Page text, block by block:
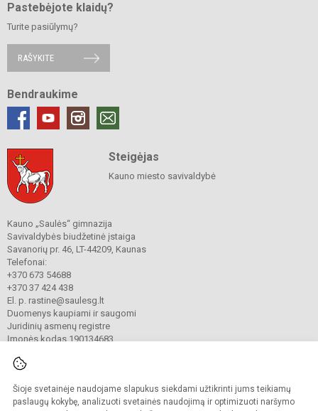
Šioje svetainėje naudojame slapukus siekdami užtikrinti jums teikiamų
paslaugų kokybę, analizuoti svetainės naudojimą ir optimizuoti naršymo
Pastebėjote klaidų?
Turite pasiūlymų?
RAŠYKITE
Bendraukime
Steigėjas
Kauno miesto savivaldybė
Kauno „Saulės“ gimnazija
Savivaldybės biudžetinė įstaiga
Savanorių pr. 46, LT-44209, Kaunas
Telefonai:
+370 673 54688
+370 37 424 438
El. p. rastine@saulesg.lt
Duomenys kaupiami ir saugomi
Juridinių asmenų registre
Įmonės kodas 190134683
© 2023 Kauno „Saulės“ gimnazija. Visos teisės saugomos.
Kopijuoti turinį be raštiško gimnazijos sutikimo griežtai draudžiama.